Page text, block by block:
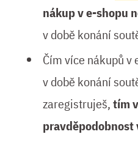
nákup v e-shopu
v době konání
Čím více nákupů v
v době konání
zaregistruješ,tím
pravděpodobnost